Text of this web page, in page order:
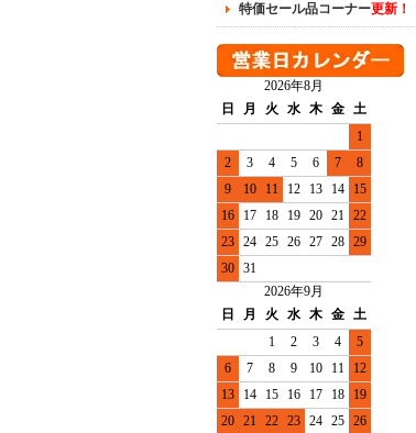
特価セール品コーナー更新！
2026年8月
日
月 火 水 木 金 土
1
2
3 4 5 6 7
8
9
10 11 12 13 14
15
16
17 18 19 20 21 22
23 24 25 26 27 28 29
30 31
2026年9月
日
月 火 水 木 金 土
1
2 3 4
5
6
7 8 9 10 11
12
13
14 15 16 17 18
19
20 21 22 23 24 25 26